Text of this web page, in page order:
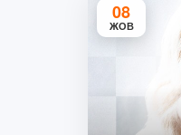
08
ЖОВ